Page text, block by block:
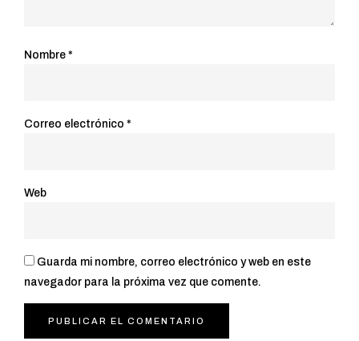
Nombre *
Correo electrónico *
Web
Guarda mi nombre, correo electrónico y web en este
navegador para la próxima vez que comente.